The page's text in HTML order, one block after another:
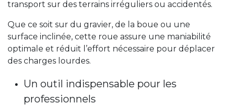
transport sur des terrains irréguliers ou accidentés.
Que ce soit sur du gravier, de la boue ou une
surface inclinée, cette roue assure une maniabilité
optimale et réduit l’effort nécessaire pour déplacer
des charges lourdes.
Un outil indispensable pour les
professionnels